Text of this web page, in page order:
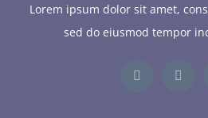
Lorem ipsum dolor sit amet,
sed do eiusmod tempor